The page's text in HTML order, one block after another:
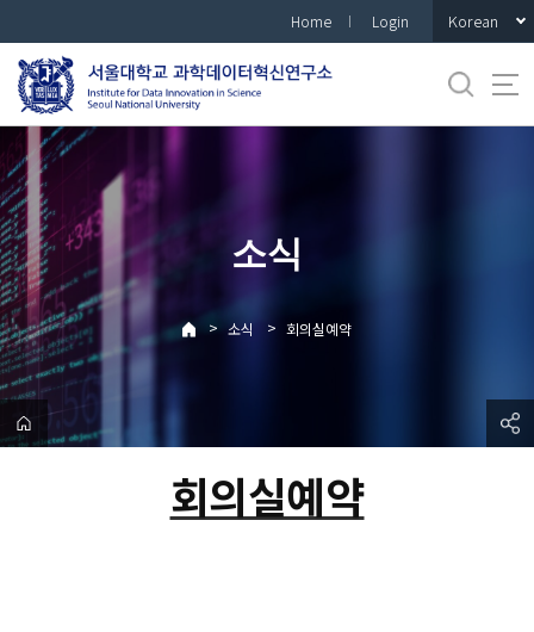
로
메
뉴
Home Login Korean
소식
> 소식 > 회의실예약
회의실예약